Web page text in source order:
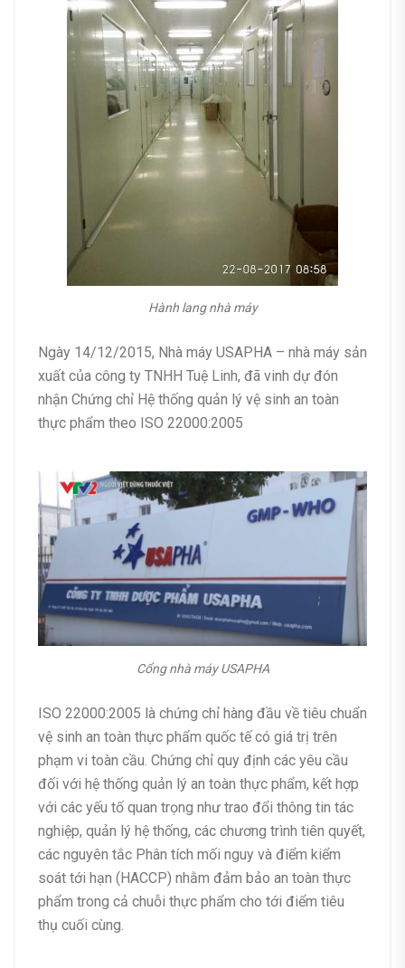
Hành lang nhà máy
Ngày 14/12/2015, Nhà máy USAPHA – nhà máy sản
xuất của công ty TNHH Tuệ Linh, đã vinh dự đón
nhận Chứng chỉ Hệ thống quản lý vệ sinh an toàn
thực phẩm theo ISO 22000:2005
Cổng nhà máy USAPHA
ISO 22000:2005 là chứng chỉ hàng đầu về tiêu chuẩn
vệ sinh an toàn thực phẩm quốc tế có giá trị trên
phạm vi toàn cầu. Chứng chỉ quy định các yêu cầu
đối với hệ thống quản lý an toàn thực phẩm, kết hợp
với các yếu tố quan trọng như trao đổi thông tin tác
nghiệp, quản lý hệ thống, các chương trình tiên quyết,
các nguyên tắc Phân tích mối nguy và điểm kiểm
soát tới hạn (HACCP) nhằm đảm bảo an toàn thực
phẩm trong cả chuỗi thực phẩm cho tới điểm tiêu
thụ cuối cùng.